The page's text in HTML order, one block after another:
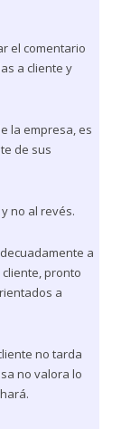
el comentario
a cliente y
la empresa, es
de sus
no al revés.
a
pronto
a
no tarda
no valora lo